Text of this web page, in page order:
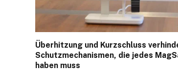
Überhitzung und Kurzschluss
Schutzmechanismen, die jedes
haben muss